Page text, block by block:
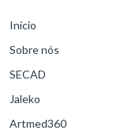
Início
Sobre nós
SECAD
Jaleko
Artmed360